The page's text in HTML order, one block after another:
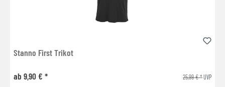
Stanno First Trikot
ab 9,90 € * 25,99 € *UVP